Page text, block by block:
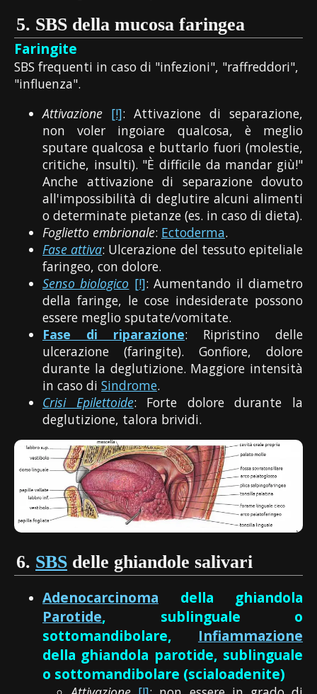
5. SBS della mucosa faringea
Faringite
SBS frequenti in caso di "infezioni", "raffreddori",
"influenza".
Attivazione [!]: Attivazione di separazione,
non voler ingoiare qualcosa, è meglio
sputare qualcosa e buttarlo fuori (molestie,
critiche, insulti). "È difficile da mandar giù!"
Anche attivazione di separazione dovuto
all'impossibilità di deglutire alcuni alimenti
o determinate pietanze (es. in caso di dieta).
Foglietto embrionale: Ectoderma.
Fase attiva: Ulcerazione del tessuto epiteliale
faringeo, con dolore.
Senso biologico [!]: Aumentando il diametro
della faringe, le cose indesiderate possono
essere meglio sputate/vomitate.
Fase di riparazione: Ripristino delle
ulcerazione (faringite). Gonfiore, dolore
durante la deglutizione. Maggiore intensità
in caso di Sindrome.
Crisi Epilettoide: Forte dolore durante la
deglutizione, talora brividi.
6. SBS delle ghiandole salivari
Adenocarcinoma della ghiandola
Parotide, sublinguale o
sottomandibolare, Infiammazione
della ghiandola parotide, sublinguale
o sottomandibolare (scialoadenite)